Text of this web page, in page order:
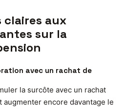
claires aux
sur la
avec un rachat de
la surcôte avec un rachat
encore davantage le